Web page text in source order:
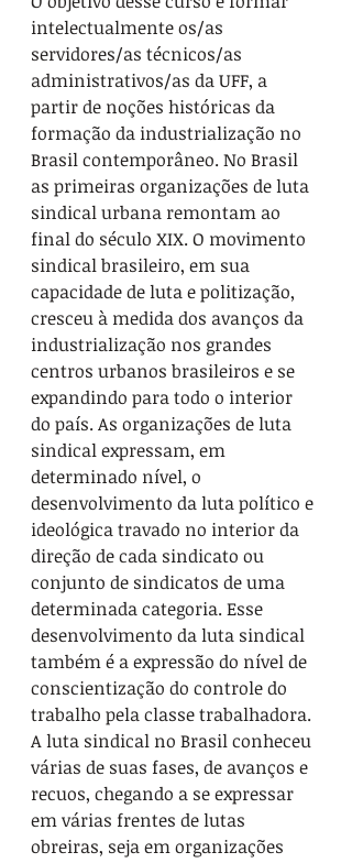
intelectualmente os/as
servidores/as técnicos/as
administrativos/as da UFF, a
partir de noções históricas da
formação da industrialização no
Brasil contemporâneo. No Brasil
as primeiras organizações de luta
sindical urbana remontam ao
final do século XIX. O movimento
sindical brasileiro, em sua
capacidade de luta e politização,
cresceu à medida dos avanços da
industrialização nos grandes
centros urbanos brasileiros e se
expandindo para todo o interior
do país. As organizações de luta
sindical expressam, em
determinado nível, o
desenvolvimento da luta político e
ideológica travado no interior da
direção de cada sindicato ou
conjunto de sindicatos de uma
determinada categoria. Esse
desenvolvimento da luta sindical
também é a expressão do nível de
conscientização do controle do
trabalho pela classe trabalhadora.
A luta sindical no Brasil conheceu
várias de suas fases, de avanços e
recuos, chegando a se expressar
em várias frentes de lutas
obreiras, seja em organizações